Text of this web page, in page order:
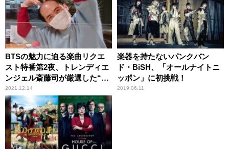
BTSの魅力に迫る楽曲リクエ
スト特番第2夜、トレンディエ
ンジェル斎藤司が厳選した“夢
のセットリスト”を披露
2021.12.14
楽器を持たないパンクバン
ド・BiSH、「オールナイトニ
ッポン」に初挑戦！
2019.06.11